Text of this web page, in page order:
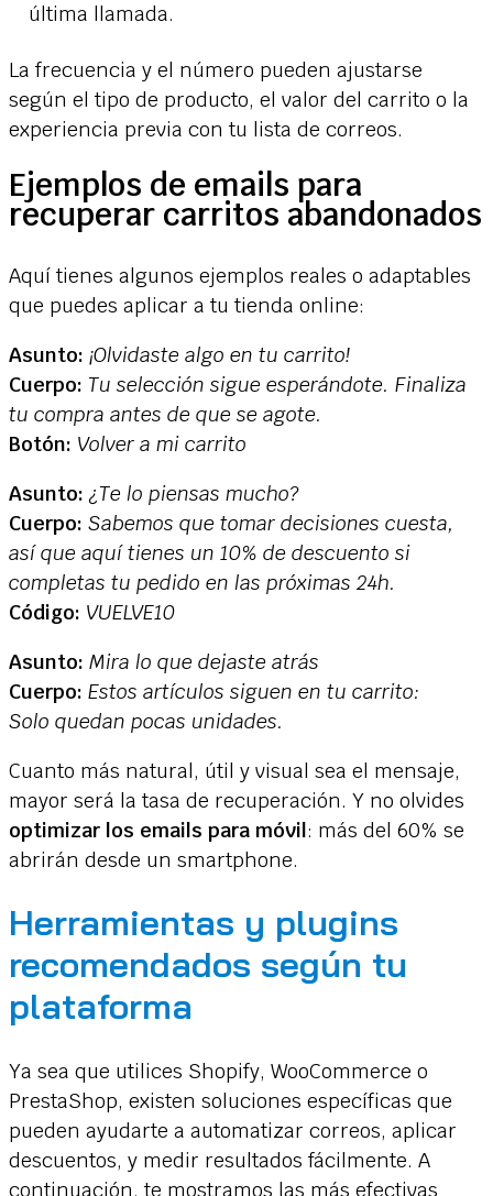
última llamada.
La frecuencia y el número pueden ajustarse
según el tipo de producto, el valor del carrito o la
experiencia previa con tu lista de correos.
Ejemplos de emails para
recuperar carritos abandonados
Aquí tienes algunos ejemplos reales o adaptables
que puedes aplicar a tu tienda online:
Asunto: ¡Olvidaste algo en tu carrito!
Cuerpo: Tu selección sigue esperándote. Finaliza
tu compra antes de que se agote.
Botón: Volver a mi carrito
Asunto: ¿Te lo piensas mucho?
Cuerpo: Sabemos que tomar decisiones cuesta,
así que aquí tienes un 10% de descuento si
completas tu pedido en las próximas 24h.
Código: VUELVE10
Asunto: Mira lo que dejaste atrás
Cuerpo: Estos artículos siguen en tu carrito:
Solo quedan pocas unidades.
Cuanto más natural, útil y visual sea el mensaje,
mayor será la tasa de recuperación. Y no olvides
optimizar los emails para móvil: más del 60% se
abrirán desde un smartphone.
Herramientas y plugins
recomendados según tu
plataforma
Ya sea que utilices Shopify, WooCommerce o
PrestaShop, existen soluciones específicas que
pueden ayudarte a automatizar correos, aplicar
descuentos, y medir resultados fácilmente. A
continuación, te mostramos las más efectivas